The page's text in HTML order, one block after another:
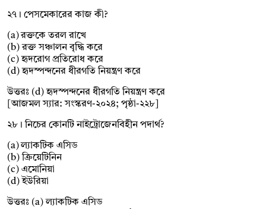
২৭। পেসমেকারের কাজ কী?
(a) রক্তকে তরল রাখে
(b) রক্ত সঞ্চালন বৃদ্ধি করে
(c) হৃদরোগ প্রতিরোধ করে
(d) হৃদস্পন্দনের ধীরগতি নিয়ন্ত্রণ করে
উত্তরঃ (d) হৃদস্পন্দনের ধীরগতি নিয়ন্ত্রণ করে
[আজমল স্যার: সংস্করণ-২০২৪; পৃষ্ঠা-২২৮]
২৮। নিচের কোনটি নাইট্রোজেনবিহীন পদার্থ?
(a) ল্যাকটিক এসিড
(b) ক্রিয়েটিনিন
(c) এমোনিয়া
(d) ইউরিয়া
উত্তরঃ (a) ল্যাকটিক এসিড